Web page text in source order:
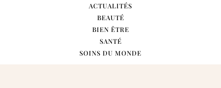
ACTUALITÉS
BEAUTÉ
BIEN ÊTRE
SANTÉ
SOINS DU MONDE